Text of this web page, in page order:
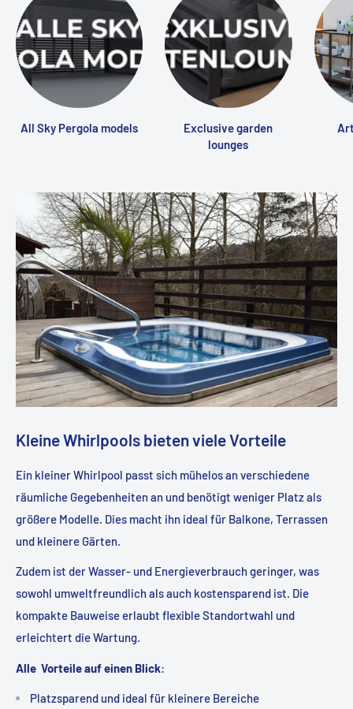
All Sky Pergola models
Exclusive garden
lounges
Kleine Whirlpools bieten viele Vorteile
Ein kleiner Whirlpool passt sich mühelos an verschiedene
räumliche Gegebenheiten an und benötigt weniger Platz als
größere Modelle. Dies macht ihn ideal für Balkone, Terrassen
und kleinere Gärten.
Zudem ist der Wasser- und Energieverbrauch geringer, was
sowohl umweltfreundlich als auch kostensparend ist. Die
kompakte Bauweise erlaubt flexible Standortwahl und
erleichtert die Wartung.
Alle Vorteile auf einen Blick:
Platzsparend und ideal für kleinere Bereiche